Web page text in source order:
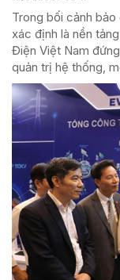
Trong bối cảnh
xác định là nền
Điện Việt Nam
quản trị hệ thống,